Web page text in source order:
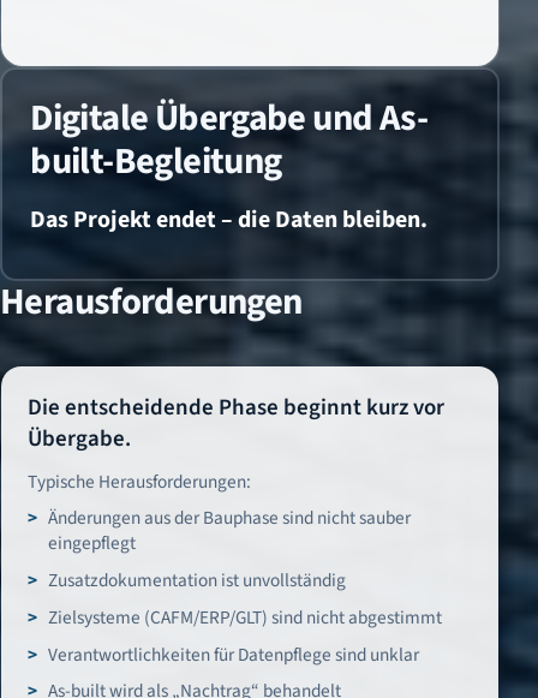
Digitale Übergabe und As-
built-Begleitung
Das Projekt endet – die Daten bleiben.
Herausforderungen
Die entscheidende Phase beginnt kurz vor
Übergabe.
Typische Herausforderungen:
Änderungen aus der Bauphase sind nicht sauber
eingepflegt
Zusatzdokumentation ist unvollständig
Zielsysteme (CAFM/ERP/GLT) sind nicht abgestimmt
Verantwortlichkeiten für Datenpflege sind unklar
As-built wird als „Nachtrag“ behandelt